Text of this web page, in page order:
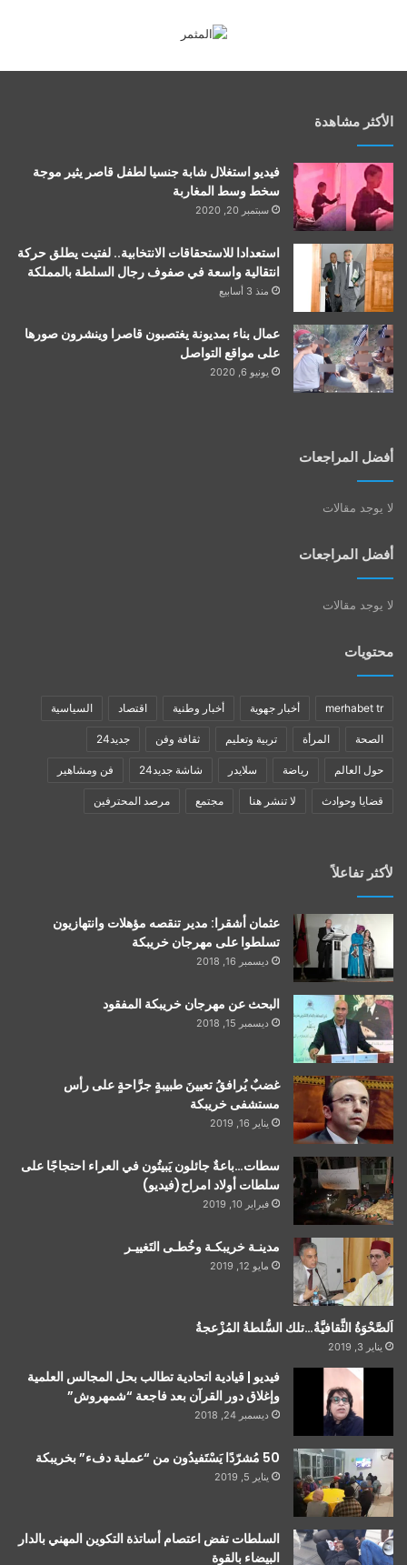
الأكثر مشاهدة
فيديو استغلال شابة جنسيا لطفل قاصر يثير موجة
سخط وسط المغاربة
سبتمبر 20, 2020
استعدادا للاستحقاقات الانتخابية.. لفتيت يطلق حركة
انتقالية واسعة في صفوف رجال السلطة بالمملكة
منذ 3 أسابيع
عمال بناء بمديونة يغتصبون قاصرا وينشرون صورها
على مواقع التواصل
يونيو 6, 2020
أفضل المراجعات
لا يوجد مقالات
أفضل المراجعات
لا يوجد مقالات
محتويات
merhabet tr أخبار جهوية أخبار وطنية اقتصاد السياسية
الصحة المرأة تربية وتعليم ثقافة وفن جديد24
حول العالم رياضة سلايدر شاشة جديد24 فن ومشاهير
قضايا وحوادث لا تنشر هنا مجتمع مرصد المحترفين
لأكثر تفاعلاً
عثمان أشقرا: مدير تنقصه مؤهلات وانتهازيون
تسلطوا على مهرجان خريبكة
ديسمبر 16, 2018
البحث عن مهرجان خريبكة المفقود
ديسمبر 15, 2018
غضبٌ يُرافقُ تعيينَ طبيبةٍ جرَّاحةٍ على رأس
مستشفى خريبكة
يناير 16, 2019
سطات…باعةٌ جائلون يَبيتُون في العراء احتجاجًا على
سلطات أولاد امراح(فيديو)
فبراير 10, 2019
مدينـة خريبكـة وخُطـى التَغييـر
مايو 12, 2019
اَلصَّحْوَةُ الثَّقافيَّةُ…تلك السُّلطةُ المُزْعجةُ
يناير 3, 2019
فيديو | قيادية اتحادية تطالب بحل المجالس العلمية
وإغلاق دور القرآن بعد فاجعة “شمهروش”
ديسمبر 24, 2018
50 مُشرّدًا يَسْتَفيدُون من “عملية دفء” بخريبكة
يناير 5, 2019
السلطات تفض اعتصام أساتذة التكوين المهني بالدار
البيضاء بالقوة